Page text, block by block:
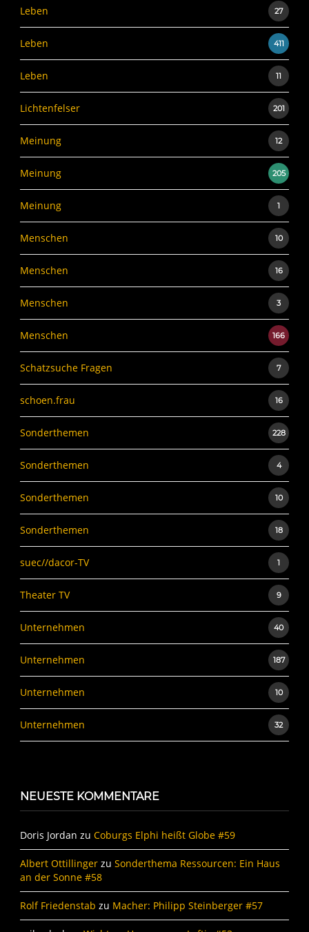
Leben 27
Leben 411
Leben 11
Lichtenfelser 201
Meinung 12
Meinung 205
Meinung 1
Menschen 10
Menschen 16
Menschen 3
Menschen 166
Schatzsuche Fragen 7
schoen.frau 16
Sonderthemen 228
Sonderthemen 4
Sonderthemen 10
Sonderthemen 18
suec//dacor-TV 1
Theater TV 9
Unternehmen 40
Unternehmen 187
Unternehmen 10
Unternehmen 32
NEUESTE KOMMENTARE
Doris Jordan zu Coburgs Elphi heißt Globe #59
Albert Ottillinger zu Sonderthema Ressourcen: Ein Haus
an der Sonne #58
Rolf Friedenstab zu Macher: Philipp Steinberger #57